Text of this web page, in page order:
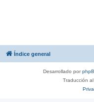
Índice general
Desarrollado por
Traducción